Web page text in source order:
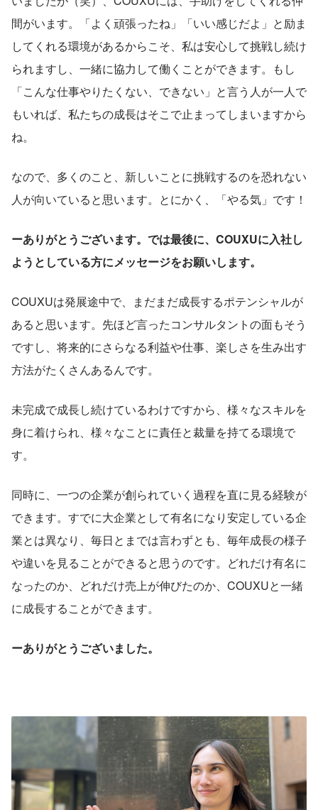
間がいます。「よく頑張ったね」「いい感じだよ」と励ま
してくれる環境があるからこそ、私は安心して挑戦し続け
られますし、一緒に協力して働くことができます。もし
「こんな仕事やりたくない、できない」と言う人が一人で
もいれば、私たちの成長はそこで止まってしまいますから
ね。
なので、多くのこと、新しいことに挑戦するのを恐れない
人が向いていると思います。とにかく、「やる気」です！
ーありがとうございます。では最後に、COUXUに入社し
ようとしている方にメッセージをお願いします。
COUXUは発展途中で、まだまだ成長するポテンシャルが
あると思います。先ほど言ったコンサルタントの面もそう
ですし、将来的にさらなる利益や仕事、楽しさを生み出す
方法がたくさんあるんです。
未完成で成長し続けているわけですから、様々なスキルを
身に着けられ、様々なことに責任と裁量を持てる環境で
す。
同時に、一つの企業が創られていく過程を直に見る経験が
できます。すでに大企業として有名になり安定している企
業とは異なり、毎日とまでは言わずとも、毎年成長の様子
や違いを見ることができると思うのです。どれだけ有名に
なったのか、どれだけ売上が伸びたのか、COUXUと一緒
に成長することができます。
ーありがとうございました。